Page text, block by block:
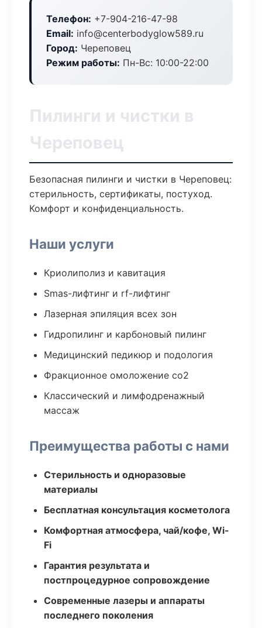
Телефон: +7-904-216-47-98
Email: info@centerbodyglow589.ru
Город: Череповец
Режим работы: Пн-Вс: 10:00-22:00
Пилинги и чистки в
Череповец
Безопасная пилинги и чистки в Череповец:
стерильность, сертификаты, постуход.
Комфорт и конфиденциальность.
Наши услуги
Криолиполиз и кавитация
Smas-лифтинг и rf-лифтинг
Лазерная эпиляция всех зон
Гидропилинг и карбоновый пилинг
Медицинский педикюр и подология
Фракционное омоложение co2
Классический и лимфодренажный
массаж
Преимущества работы с нами
Стерильность и одноразовые
материалы
Бесплатная консультация косметолога
Комфортная атмосфера, чай/кофе, Wi-
Fi
Гарантия результата и
постпроцедурное сопровождение
Современные лазеры и аппараты
последнего поколения